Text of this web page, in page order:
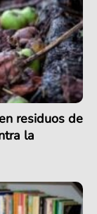
residuos de
la